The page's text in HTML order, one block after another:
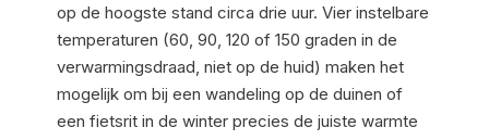
op de hoogste stand circa drie uur. Vier instelbare
temperaturen (60, 90, 120 of 150 graden in de
verwarmingsdraad, niet op de huid) maken het
mogelijk om bij een wandeling op de duinen of
een fietsrit in de winter precies de juiste warmte